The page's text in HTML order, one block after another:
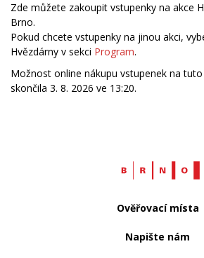
Zde můžete zakoupit vstupenky na akce
Brno.
Pokud chcete vstupenky na jinou akci,
Hvězdárny v sekci Program.
Možnost online nákupu vstupenek na
skončila 3. 8. 2026 ve 13:20.
Ověřovací místa
Napište nám